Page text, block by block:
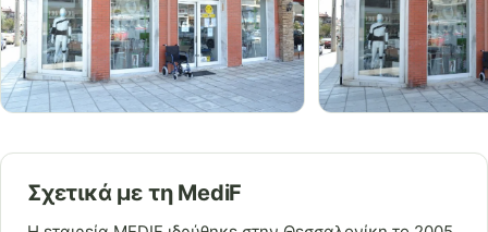
Σχετικά με τη MediF